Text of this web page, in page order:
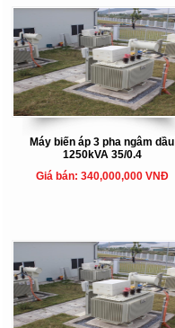
Máy biến áp 3 pha ngâm dầu
1250kVA 35/0.4
Giá bán: 340,000,000 VNĐ